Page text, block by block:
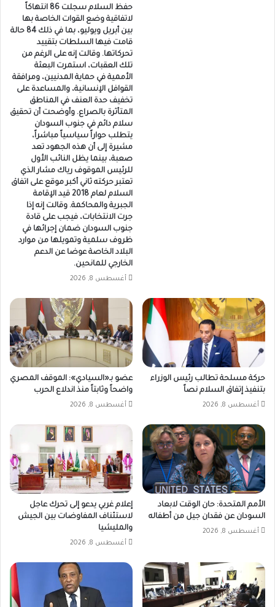
حفظ السلام سجلت 86 انتهاكاً
لاتفاقية وضع القوات الخاصة بها
بين أبريل ويوليو، بما في ذلك 84 حالة
قامت فيها السلطات بتقييد
تحركاتها. وقالت إنه على الرغم من
تلك العقبات، استمرت البعثة
الأممية في حماية المدنيين، ومرافقة
القوافل الإنسانية، والمساعدة على
تخفيف حدة العنف في المناطق
المتأثرة بالصراع. وأوضحت أن تحقيق
سلام دائم في جنوب السودان
يتطلب حواراً سياسياً مباشراً،
مشيرة إلى أن هذه الجهود تعد
صعبة، بينما يظل النائب الأول
للرئيس الموقوف رياك مشار الذي
تعتبر حركته ثاني أكبر موقع على اتفاق
السلام لعام 2018 قيد الإقامة
الجبرية والمحاكمة. وقالت إنه إذا
جرت الانتخابات، فيجب على قادة
جنوب السودان ضمان إجرائها في
ظروف سلمية وتمويلها من موارد
البلاد الخاصة عوضا عن الدعم
الخارجي للمانحين.
أغسطس 8, 2026
حركة مسلحة تطالب رئيس الوزراء
بتنفيذ إتفاق السلام نصاً
أغسطس 8, 2026
عضو بـ«السيادي»: الموقف المصري
واضحاً وثابتاً منذ اندلاع الحرب
أغسطس 8, 2026
الأمم المتحدة: حان الوقت لابعاد
السودان عن فقدان جيل من أطفاله
أغسطس 8, 2026
إعلام غربي يدعو إلى تحرك عاجل
لاستئناف المفاوضات بين الجيش
والمليشيا
أغسطس 8, 2026